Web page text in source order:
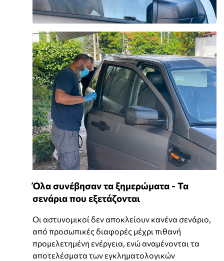
Όλα συνέβησαν τα ξημερώματα - Τα
σενάρια που εξετάζονται
Οι αστυνομικοί δεν αποκλείουν κανένα σενάριο,
από προσωπικές διαφορές μέχρι πιθανή
προμελετημένη ενέργεια, ενώ αναμένονται τα
αποτελέσματα των εγκληματολογικών